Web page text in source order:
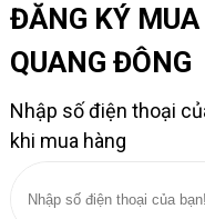
ĐĂNG KÝ
QUANG ĐÔNG
Nhập số điện thoại
khi mua hàng